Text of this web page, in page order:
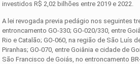
investidos R$ 2,02 bilhões entre 2019 e 2022.
A lei revogada previa pedágio nos seguintes
entroncamento GO-330; GO-020/330, entre
Rio e Catalão; GO-060, na região de São Luís
Piranhas; GO-070, entre Goiânia e cidade de
São Francisco de Goiás, no entroncamento